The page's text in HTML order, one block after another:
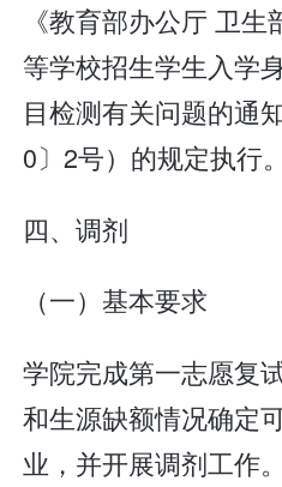
《教育部办公厅 卫
等学校招生学生入学
目检测有关问题的通
0〕2号）的规定执行。
四、调剂
（一）基本要求
学院完成第一志愿复
和生源缺额情况确定
业，并开展调剂工作